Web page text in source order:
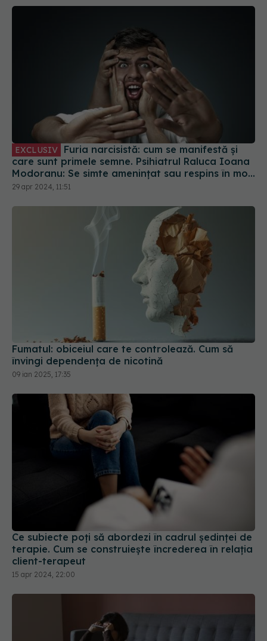
EXCLUSIV
care sunt primele semne. Psihiatrul Raluca Ioana
Modoranu: Se simte amenințat sau respins în mod
real
29 apr 2024, 11:51
Fumatul: obiceiul care te controlează. Cum să
învingi dependența de nicotină
09 ian 2025, 17:35
Ce subiecte poți să abordezi în cadrul ședinței de
terapie. Cum se construiește încrederea în relația
client-terapeut
15 apr 2024, 22:00